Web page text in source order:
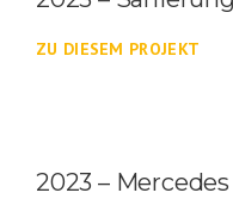
ZU DIESEM PROJEKT
2023 –